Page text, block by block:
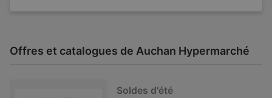
Offres et catalogues de Auchan Hypermarché
Soldes d'été